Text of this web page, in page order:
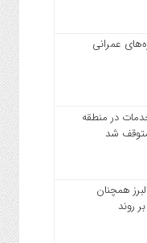
عمرانی
در منطقه
شد
همچنان
روند